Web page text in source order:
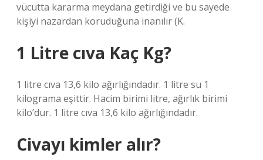
vücutta kararma meydana getirdiği ve bu sayede
kişiyi nazardan koruduğuna inanılır (K.
1 Litre cıva Kaç Kg?
1 litre cıva 13,6 kilo ağırlığındadır. 1 litre su 1
kilograma eşittir. Hacim birimi litre, ağırlık birimi
kilo’dur. 1 litre cıva 13,6 kilo ağırlığındadır.
Civayı kimler alır?